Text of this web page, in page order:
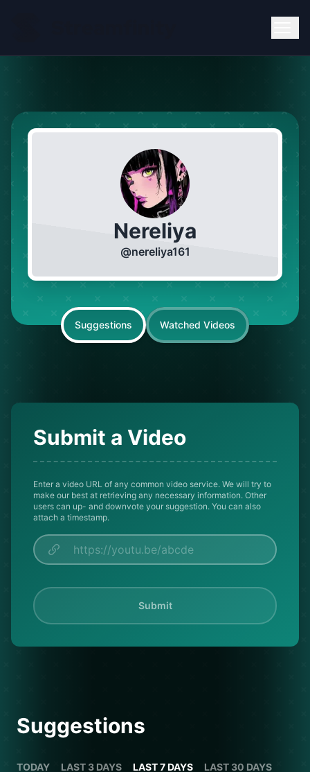
Nereliya
@nereliya161
Suggestions Watched Videos
Submit a Video
Enter a video URL of any common video service. We will try to
make our best at retrieving any necessary information. Other
users can up- and downvote your suggestion. You can also
attach a timestamp.
Submit
Suggestions
TODAY LAST 3 DAYS LAST 7 DAYS LAST 30 DAYS